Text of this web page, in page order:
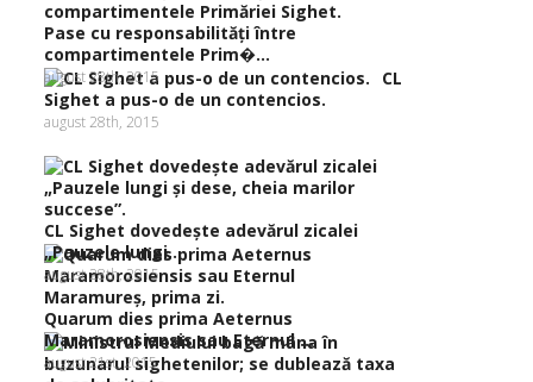
Pase cu responsabilităţi între
compartimentele Prim�...
august 28th, 2015
CL
Sighet a pus-o de un contencios.
august 28th, 2015
CL Sighet dovedeşte adevărul zicalei
„Pauzele lungi...
august 28th, 2015
Quarum dies prima Aeternus
Maramorosiensis sau Eternul ...
august 21st, 2015